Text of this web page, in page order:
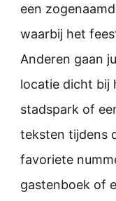
een
waarbij het
Anderen gaan
locatie dicht bij
stadspark of
teksten tijdens
favoriete
gastenboek of